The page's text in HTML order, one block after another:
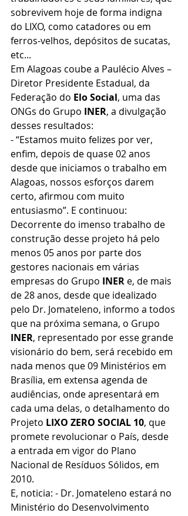
sobrevivem hoje de forma indigna
do LIXO, como catadores ou em
ferros-velhos, depósitos de sucatas,
etc...
Em Alagoas coube a Paulécio Alves –
Diretor Presidente Estadual, da
Federação do Elo Social, uma das
ONGs do Grupo INER, a divulgação
desses resultados:
- “Estamos muito felizes por ver,
enfim, depois de quase 02 anos
desde que iniciamos o trabalho em
Alagoas, nossos esforços darem
certo, afirmou com muito
entusiasmo”. E continuou:
Decorrente do imenso trabalho de
construção desse projeto há pelo
menos 05 anos por parte dos
gestores nacionais em várias
empresas do Grupo INER e, de mais
de 28 anos, desde que idealizado
pelo Dr. Jomateleno, informo a todos
que na próxima semana, o Grupo
INER, representado por esse grande
visionário do bem, será recebido em
nada menos que 09 Ministérios em
Brasília, em extensa agenda de
audiências, onde apresentará em
cada uma delas, o detalhamento do
Projeto LIXO ZERO SOCIAL 10, que
promete revolucionar o País, desde
a entrada em vigor do Plano
Nacional de Resíduos Sólidos, em
2010.
E, noticia: - Dr. Jomateleno estará no
Ministério do Desenvolvimento